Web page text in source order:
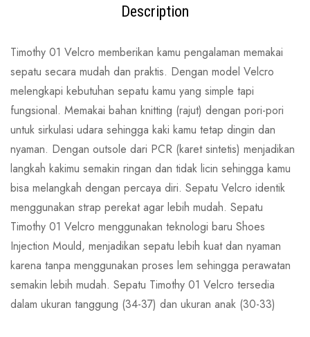
Description
Timothy 01 Velcro memberikan kamu pengalaman memakai
sepatu secara mudah dan praktis. Dengan model Velcro
melengkapi kebutuhan sepatu kamu yang simple tapi
fungsional. Memakai bahan knitting (rajut) dengan pori-pori
untuk sirkulasi udara sehingga kaki kamu tetap dingin dan
nyaman. Dengan outsole dari PCR (karet sintetis) menjadikan
langkah kakimu semakin ringan dan tidak licin sehingga kamu
bisa melangkah dengan percaya diri. Sepatu Velcro identik
menggunakan strap perekat agar lebih mudah. Sepatu
Timothy 01 Velcro menggunakan teknologi baru Shoes
Injection Mould, menjadikan sepatu lebih kuat dan nyaman
karena tanpa menggunakan proses lem sehingga perawatan
semakin lebih mudah. Sepatu Timothy 01 Velcro tersedia
dalam ukuran tanggung (34-37) dan ukuran anak (30-33)